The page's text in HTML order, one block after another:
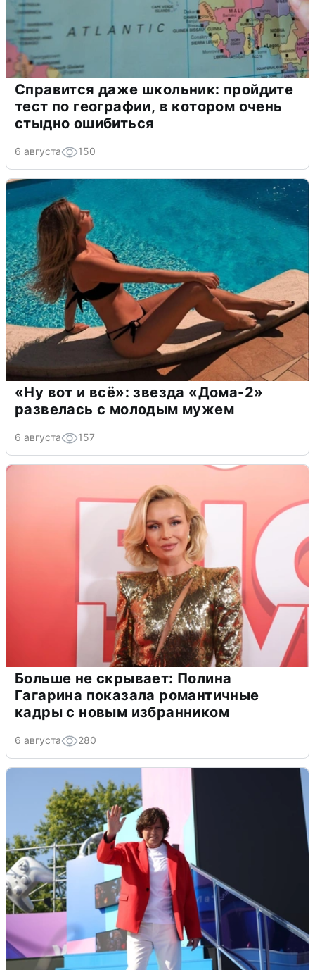
Справится даже школьник: пройдите
тест по географии, в котором очень
стыдно ошибиться
6 августа 150
«Ну вот и всё»: звезда «Дома-2»
развелась с молодым мужем
6 августа 157
Больше не скрывает: Полина
Гагарина показала романтичные
кадры с новым избранником
6 августа 280